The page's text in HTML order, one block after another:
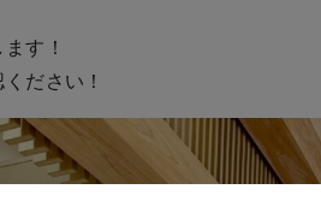
す！
ださい！